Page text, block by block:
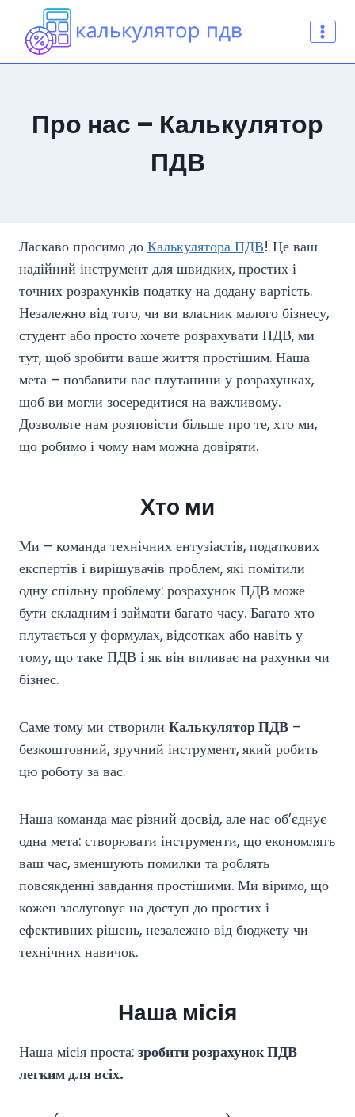
Перейти
вмісту
Про нас – Калькулятор
ПДВ
Ласкаво просимо до Калькулятора ПДВ! Це ваш
надійний інструмент для швидких, простих і
точних розрахунків податку на додану вартість.
Незалежно від того, чи ви власник малого бізнесу,
студент або просто хочете розрахувати ПДВ, ми
тут, щоб зробити ваше життя простішим. Наша
мета – позбавити вас плутанини у розрахунках,
щоб ви могли зосередитися на важливому.
Дозвольте нам розповісти більше про те, хто ми,
що робимо і чому нам можна довіряти.
Хто ми
Ми – команда технічних ентузіастів, податкових
експертів і вирішувачів проблем, які помітили
одну спільну проблему: розрахунок ПДВ може
бути складним і займати багато часу. Багато хто
плутається у формулах, відсотках або навіть у
тому, що таке ПДВ і як він впливає на рахунки чи
бізнес.
Саме тому ми створили Калькулятор ПДВ –
безкоштовний, зручний інструмент, який робить
цю роботу за вас.
Наша команда має різний досвід, але нас об’єднує
одна мета: створювати інструменти, що економлять
ваш час, зменшують помилки та роблять
повсякденні завдання простішими. Ми віримо, що
кожен заслуговує на доступ до простих і
ефективних рішень, незалежно від бюджету чи
технічних навичок.
Наша місія
Наша місія проста: зробити розрахунок ПДВ
легким для всіх.